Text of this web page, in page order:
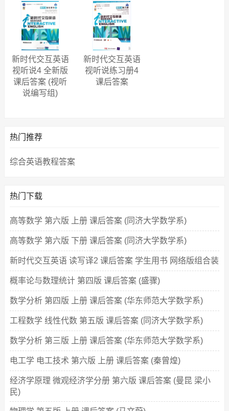
新时代交互英语
视听说4 全新版
课后答案 (视听
说编写组)
新时代交互英语
视听说练习册4
课后答案
热门推荐
综合英语教程答案
热门下载
高等数学 第六版 上册 课后答案 (同济大学数学系)
高等数学 第六版 下册 课后答案 (同济大学数学系)
新时代交互英语 读写译2 课后答案 学生用书 网络版组合装
概率论与数理统计 第四版 课后答案 (盛骤)
数学分析 第四版 上册 课后答案 (华东师范大学数学系)
工程数学 线性代数 第五版 课后答案 (同济大学数学系)
数学分析 第三版 上册 课后答案 (华东师范大学数学系)
电工学 电工技术 第六版 上册 课后答案 (秦曾煌)
经济学原理 微观经济学分册 第六版 课后答案 (曼昆 梁小
民)